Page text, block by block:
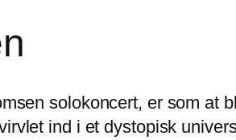
solokoncert, er som at
ind i et dystopisk